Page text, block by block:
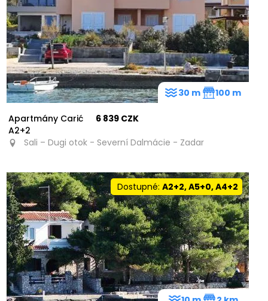
Apartmány Carić
A2+2
6 839 CZK
Sali – Dugi otok - Severní Dalmácie - Zadar
30 m 100 m
Dostupné: A2+2, A5+0, A4+2